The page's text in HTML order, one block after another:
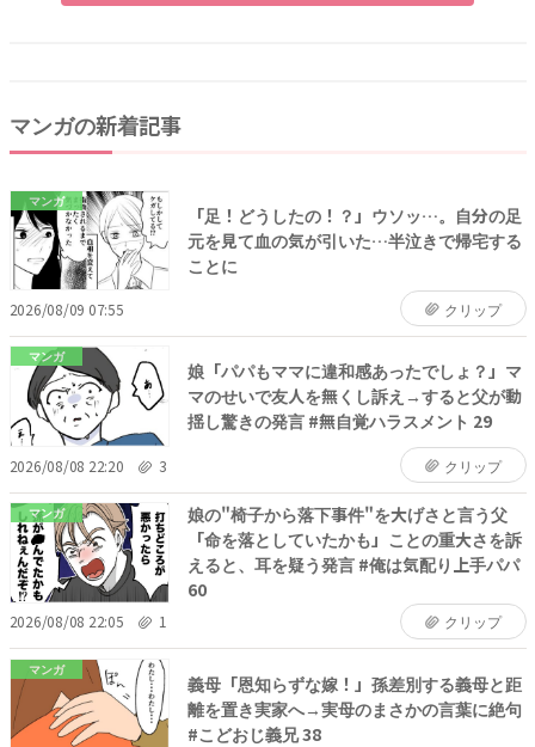
マンガの新着記事
マンガ
「足！どうしたの！？」ウソッ…。自分の足
元を見て血の気が引いた…半泣きで帰宅する
ことに
2026/08/09 07:55 クリップ
マンガ
娘「パパもママに違和感あったでしょ？」マ
マのせいで友人を無くし訴え→すると父が動
揺し驚きの発言 #無自覚ハラスメント 29
2026/08/08 22:20 3 クリップ
マンガ
娘の"椅子から落下事件"を大げさと言う父
「命を落としていたかも」ことの重大さを訴
えると、耳を疑う発言 #俺は気配り上手パパ
60
2026/08/08 22:05 1 クリップ
マンガ
義母「恩知らずな嫁！」孫差別する義母と距
離を置き実家へ→実母のまさかの言葉に絶句
#こどおじ義兄 38